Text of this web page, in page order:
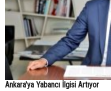
Ankara'ya Yabancı İlgisi Artıyor